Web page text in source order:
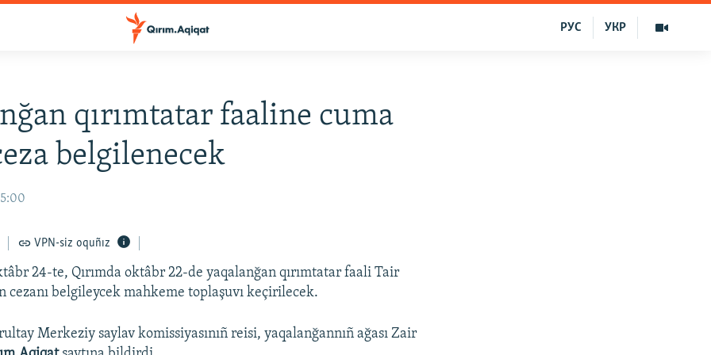
УКР
РУС
qırımtatar faaline cuma
belgilenecek
VPN-siz oquñız
24-te, Qırımda oktâbr 22-de yaqalanğan qırımtatar faali Tair
cezanı belgileycek mahkeme toplaşuvı keçirilecek.
Merkeziy saylav komissiyasınıñ reisi, yaqalanğannıñ ağası Zair